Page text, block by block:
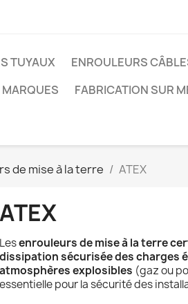
TUYAUX ENROULEURS
FABRICATION SUR
de mise à la terre ATEX
ATEX
Lesenrouleurs de mise à la terre
dissipation sécurisée des charges
atmosphères explosibles (gaz ou
essentielle pour la sécurité des